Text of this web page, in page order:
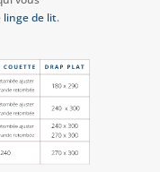
linge de lit.